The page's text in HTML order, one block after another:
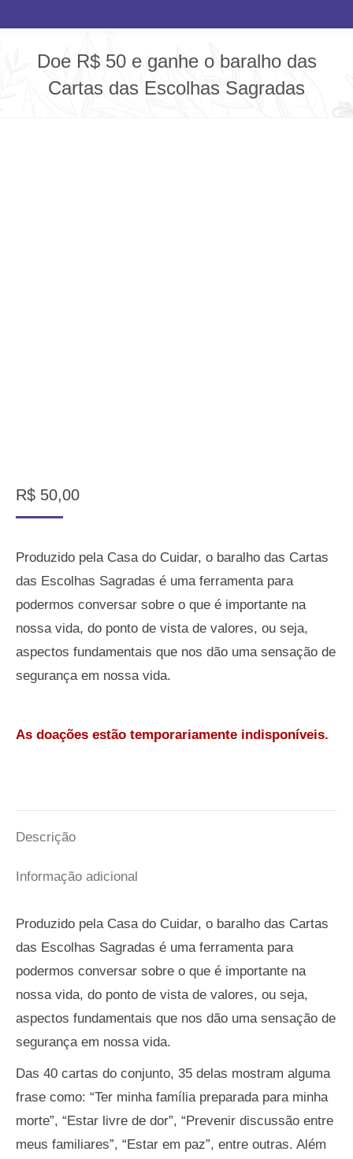
Doe R$ 50 e ganhe o baralho das
Cartas das Escolhas Sagradas
R$ 50,00
Produzido pela Casa do Cuidar, o baralho das Cartas
das Escolhas Sagradas é uma ferramenta para
podermos conversar sobre o que é importante na
nossa vida, do ponto de vista de valores, ou seja,
aspectos fundamentais que nos dão uma sensação de
segurança em nossa vida.
As doações estão temporariamente indisponíveis.
Descrição
Informação adicional
Produzido pela Casa do Cuidar, o baralho das Cartas
das Escolhas Sagradas é uma ferramenta para
podermos conversar sobre o que é importante na
nossa vida, do ponto de vista de valores, ou seja,
aspectos fundamentais que nos dão uma sensação de
segurança em nossa vida.
Das 40 cartas do conjunto, 35 delas mostram alguma
frase como: “Ter minha família preparada para minha
morte”, “Estar livre de dor”, “Prevenir discussão entre
meus familiares”, “Estar em paz”, entre outras. Além